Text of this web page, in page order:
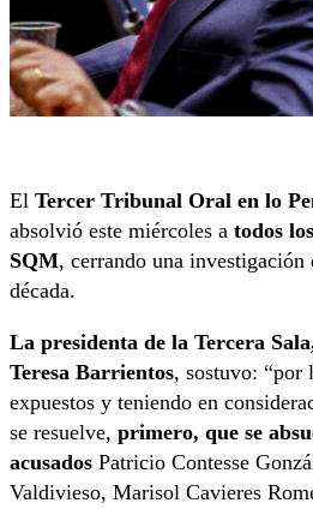
El Tercer Tribunal Oral en lo
absolvió este miércoles a todos
SQM, cerrando una investigación
década.
La presidenta de la Tercera
Teresa Barrientos, sostuvo: “por
expuestos y teniendo en
se resuelve, primero, que se
acusados Patricio Contesse
Valdivieso, Marisol Cavieres